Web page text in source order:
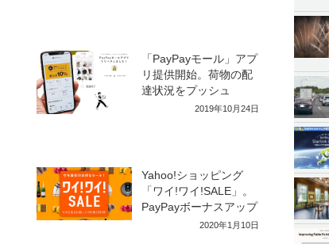
「PayPayモール」アプ
リ提供開始。荷物の配
達状況をプッシュ
2019年10月24日
Yahoo!ショッピング
「ワイ!ワイ!SALE」。
PayPayボーナスアップ
2020年1月10日